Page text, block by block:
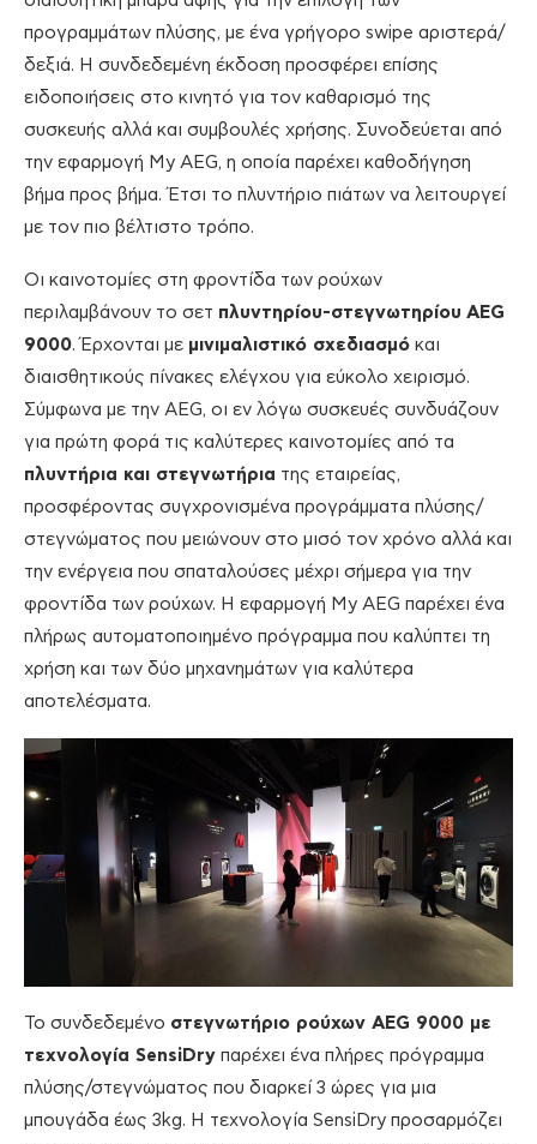
προγραμμάτων πλύσης, με ένα γρήγορο swipe αριστερά/
δεξιά. Η συνδεδεμένη έκδοση προσφέρει επίσης
ειδοποιήσεις στο κινητό για τον καθαρισμό της
συσκευής αλλά και συμβουλές χρήσης. Συνοδεύεται από
την εφαρμογή My AEG, η οποία παρέχει καθοδήγηση
βήμα προς βήμα. Έτσι το πλυντήριο πιάτων να λειτουργεί
με τον πιο βέλτιστο τρόπο.
Οι καινοτομίες στη φροντίδα των ρούχων
περιλαμβάνουν το σετ πλυντηρίου-στεγνωτηρίου AEG
9000. Έρχονται με μινιμαλιστικό σχεδιασμό και
διαισθητικούς πίνακες ελέγχου για εύκολο χειρισμό.
Σύμφωνα με την AEG, οι εν λόγω συσκευές συνδυάζουν
για πρώτη φορά τις καλύτερες καινοτομίες από τα
πλυντήρια και στεγνωτήρια της εταιρείας,
προσφέροντας συγχρονισμένα προγράμματα πλύσης/
στεγνώματος που μειώνουν στο μισό τον χρόνο αλλά και
την ενέργεια που σπαταλούσες μέχρι σήμερα για την
φροντίδα των ρούχων. Η εφαρμογή My AEG παρέχει ένα
πλήρως αυτοματοποιημένο πρόγραμμα που καλύπτει τη
χρήση και των δύο μηχανημάτων για καλύτερα
αποτελέσματα.
Το συνδεδεμένο στεγνωτήριο ρούχων AEG 9000 με
τεχνολογία SensiDry παρέχει ένα πλήρες πρόγραμμα
πλύσης/στεγνώματος που διαρκεί 3 ώρες για μια
μπουγάδα έως 3kg. Η τεχνολογία SensiDry προσαρμόζει